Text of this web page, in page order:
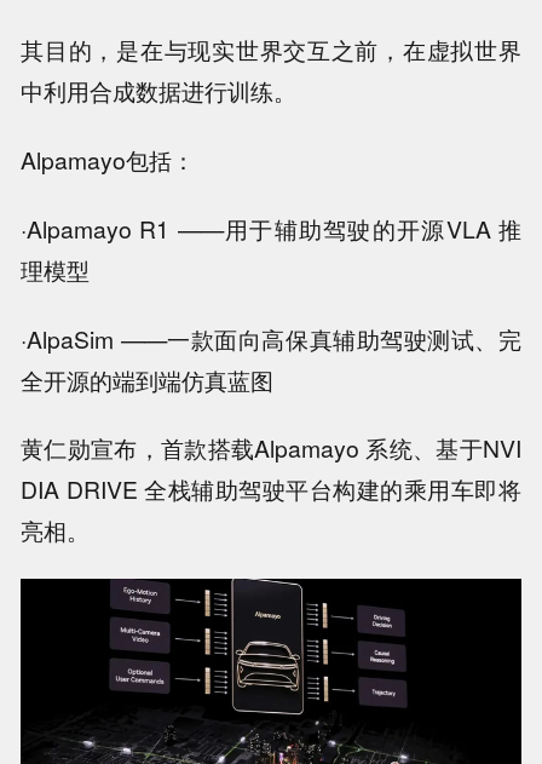
其目的，是在与现实世界交互之前，在虚拟世界
中利用合成数据进行训练。
Alpamayo包括：
·Alpamayo R1 ——用于辅助驾驶的开源VLA 推
理模型
·AlpaSim ——一款面向高保真辅助驾驶测试、完
全开源的端到端仿真蓝图
黄仁勋宣布，首款搭载Alpamayo 系统、基于NVI
DIA DRIVE 全栈辅助驾驶平台构建的乘用车即将
亮相。